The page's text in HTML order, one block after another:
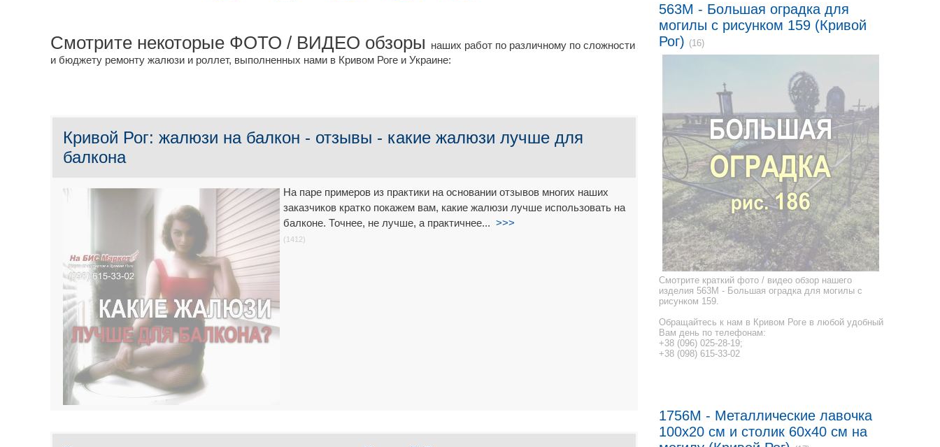
Смотрите некоторые ФОТО / ВИДЕО обзоры наших работ по различному по сложности
и бюджету ремонту жалюзи и роллет, выполненных нами в Кривом Роге и Украине:
Кривой Рог: жалюзи на балкон - отзывы - какие жалюзи лучше для
балкона
На паре примеров из практики на основании отзывов многих наших
заказчиков кратко покажем вам, какие жалюзи лучше использовать на
балконе. Точнее, не лучше, а практичнее... >>>
(1412)
563M - Большая оградка для
могилы с рисунком 159 (Кривой
Рог) (16)
Смотрите краткий фото / видео обзор нашего
изделия 563M - Большая оградка для могилы с
рисунком 159.
Обращайтесь к нам в Кривом Роге в любой удобный
Вам день по телефонам:
+38 (096) 025-28-19;
+38 (098) 615-33-02
1756M - Металлические лавочка
100x20 см и столик 60x40 см на